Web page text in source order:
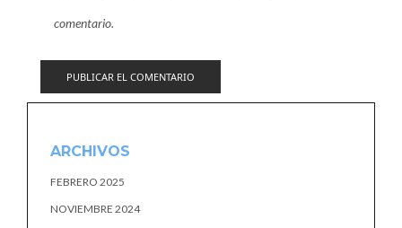
comentario.
ARCHIVOS
FEBRERO 2025
NOVIEMBRE 2024